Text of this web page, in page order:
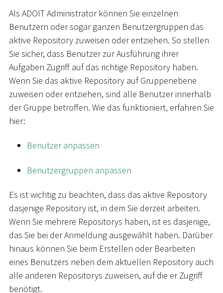
Als ADOIT Administrator können Sie einzelnen
Benutzern oder sogar ganzen Benutzergruppen das
aktive Repository zuweisen oder entziehen. So stellen
Sie sicher, dass Benutzer zur Ausführung ihrer
Aufgaben Zugriff auf das richtige Repository haben.
Wenn Sie das aktive Repository auf Gruppenebene
zuweisen oder entziehen, sind alle Benutzer innerhalb
der Gruppe betroffen. Wie das funktioniert, erfahren Sie
hier:
Benutzer anpassen
Benutzergruppen anpassen
Es ist wichtig zu beachten, dass das aktive Repository
dasjenige Repository ist, in dem Sie derzeit arbeiten.
Wenn Sie mehrere Repositorys haben, ist es dasjenige,
das Sie bei der Anmeldung ausgewählt haben. Darüber
hinaus können Sie beim Erstellen oder Bearbeiten
eines Benutzers neben dem aktuellen Repository auch
alle anderen Repositorys zuweisen, auf die er Zugriff
benötigt.